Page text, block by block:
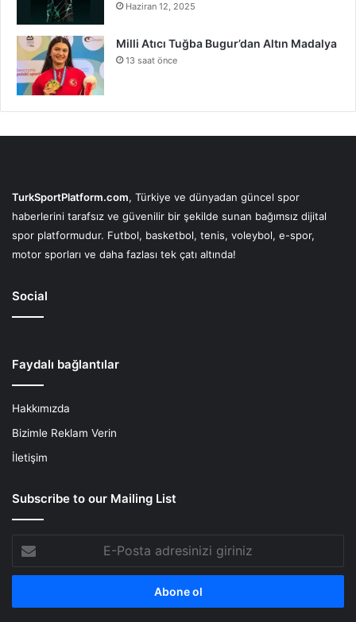
Haziran 12, 2025
Milli Atıcı Tuğba Bugur’dan Altın Madalya
13 saat önce
TurkSportPlatform.com, Türkiye ve dünyadan güncel spor
haberlerini tarafsız ve güvenilir bir şekilde sunan bağımsız dijital
spor platformudur. Futbol, basketbol, tenis, voleybol, e-spor,
motor sporları ve daha fazlası tek çatı altında!
Social
Faydalı bağlantılar
Hakkımızda
Bizimle Reklam Verin
İletişim
Subscribe to our Mailing List
Posta
adresinizi